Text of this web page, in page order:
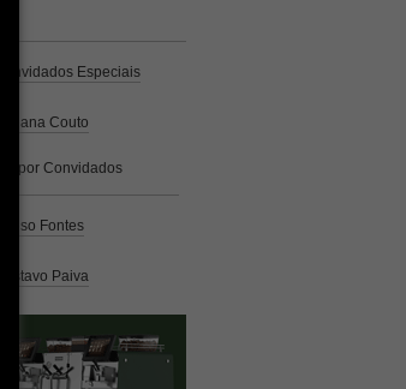
Especiais
Couto
por Convidados
Fontes
Paiva